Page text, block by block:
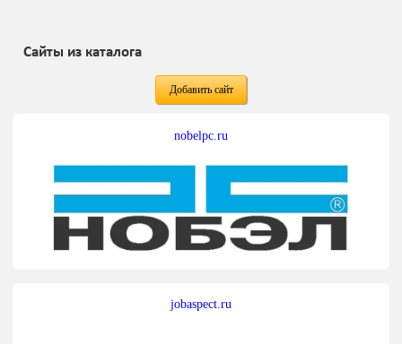
Сайты из каталога
Добавить сайт
nobelpc.ru
jobaspect.ru